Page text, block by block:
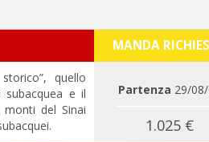
quello
e il
del Sinai
MANDA
Partenza 29/
1.025 €